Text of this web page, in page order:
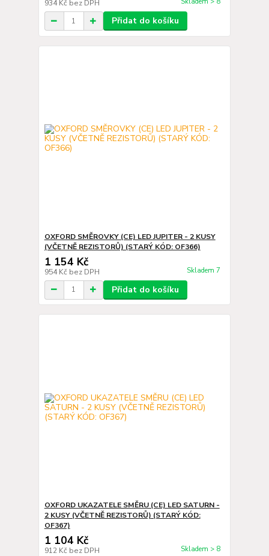
934 Kč bez DPH
Přidat do košíku
OXFORD SMĚROVKY (CE) LED JUPITER - 2 KUSY
(VČETNĚ REZISTORŮ) (STARÝ KÓD: OF366)
1 154 Kč
954 Kč bez DPH Skladem 7
Přidat do košíku
OXFORD UKAZATELE SMĚRU (CE) LED SATURN -
2 KUSY (VČETNĚ REZISTORŮ) (STARÝ KÓD:
OF367)
1 104 Kč
912 Kč bez DPH Skladem > 8